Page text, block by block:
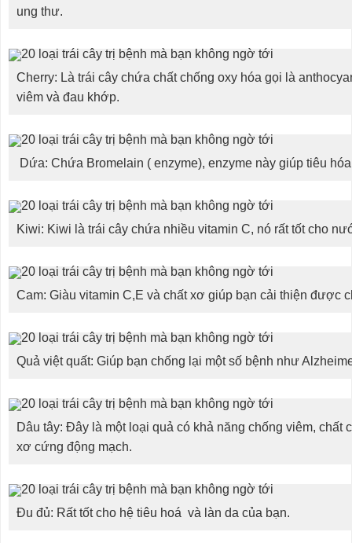
ung thư.
Cherry: Là trái cây chứa chất chống oxy hóa gọi là
viêm và đau khớp.
Dứa: Chứa Bromelain ( enzyme), enzyme này giúp tiêu
Kiwi: Kiwi là trái cây chứa nhiều vitamin C, nó rất tốt cho
Cam: Giàu vitamin C,E và chất xơ giúp bạn cải thiện được
Quả việt quất: Giúp bạn chống lại một số bệnh như
Dâu tây: Đây là một loại quả có khả năng chống viêm, chất
xơ cứng động mạch.
Đu đủ: Rất tốt cho hệ tiêu hoá và làn da của bạn.